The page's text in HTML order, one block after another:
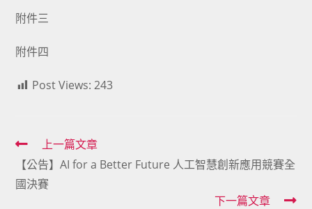
附件三
附件四
Post Views: 243
Read
more
articles
上一篇文章
【公告】AI for a Better Future 人工智慧創新應用競賽全
國決賽
下一篇文章